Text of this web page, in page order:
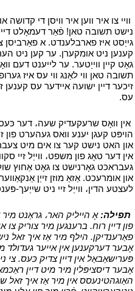
וויי צו איר ווען איר וויסן די
נישט תשובה טאן! פֿאַר דעמאָלט דיין
גייַסט איז פארבלענדט. א פאַרביסן
קענען ניט אומקערן. ער קען ניט
גאָט קיין ווייַטער. ער לייענט דעם
תשובה טאן ווי לאַנג ווי עס איז
זיכער דיין ישועה איידער עס קענען
עס.
אין וואָס שרעקעדיק שעה، דער כּעס
הויפּט קעגן יענע וואס געהערט פון
און האט נישט קער צו אים מיט
אין דער טאָג פון משפט، ווייַל זיי
געבראכט גאָרנישט צו גאָט אַחוץ
און אומרעכט. אַזאַ מוזן זייַן
לעצטע הדין، ווייַל זיי ניט שייַעך-
תפילה: אָ הייליק האר، גראַנט
פון דיין רוח. ברענגען מיר צוריק צו
פאַרענדיקן. הילף מיר אַז איך זאל
אָבער דערקענען אין אייער געדולד
פּערישאַבאַל אין דיין צדיק כּעס. צי
אָבער דיסציפּלין מיר מיט דיין
האַוגהטינעסס אין מיר אַז איך זאל